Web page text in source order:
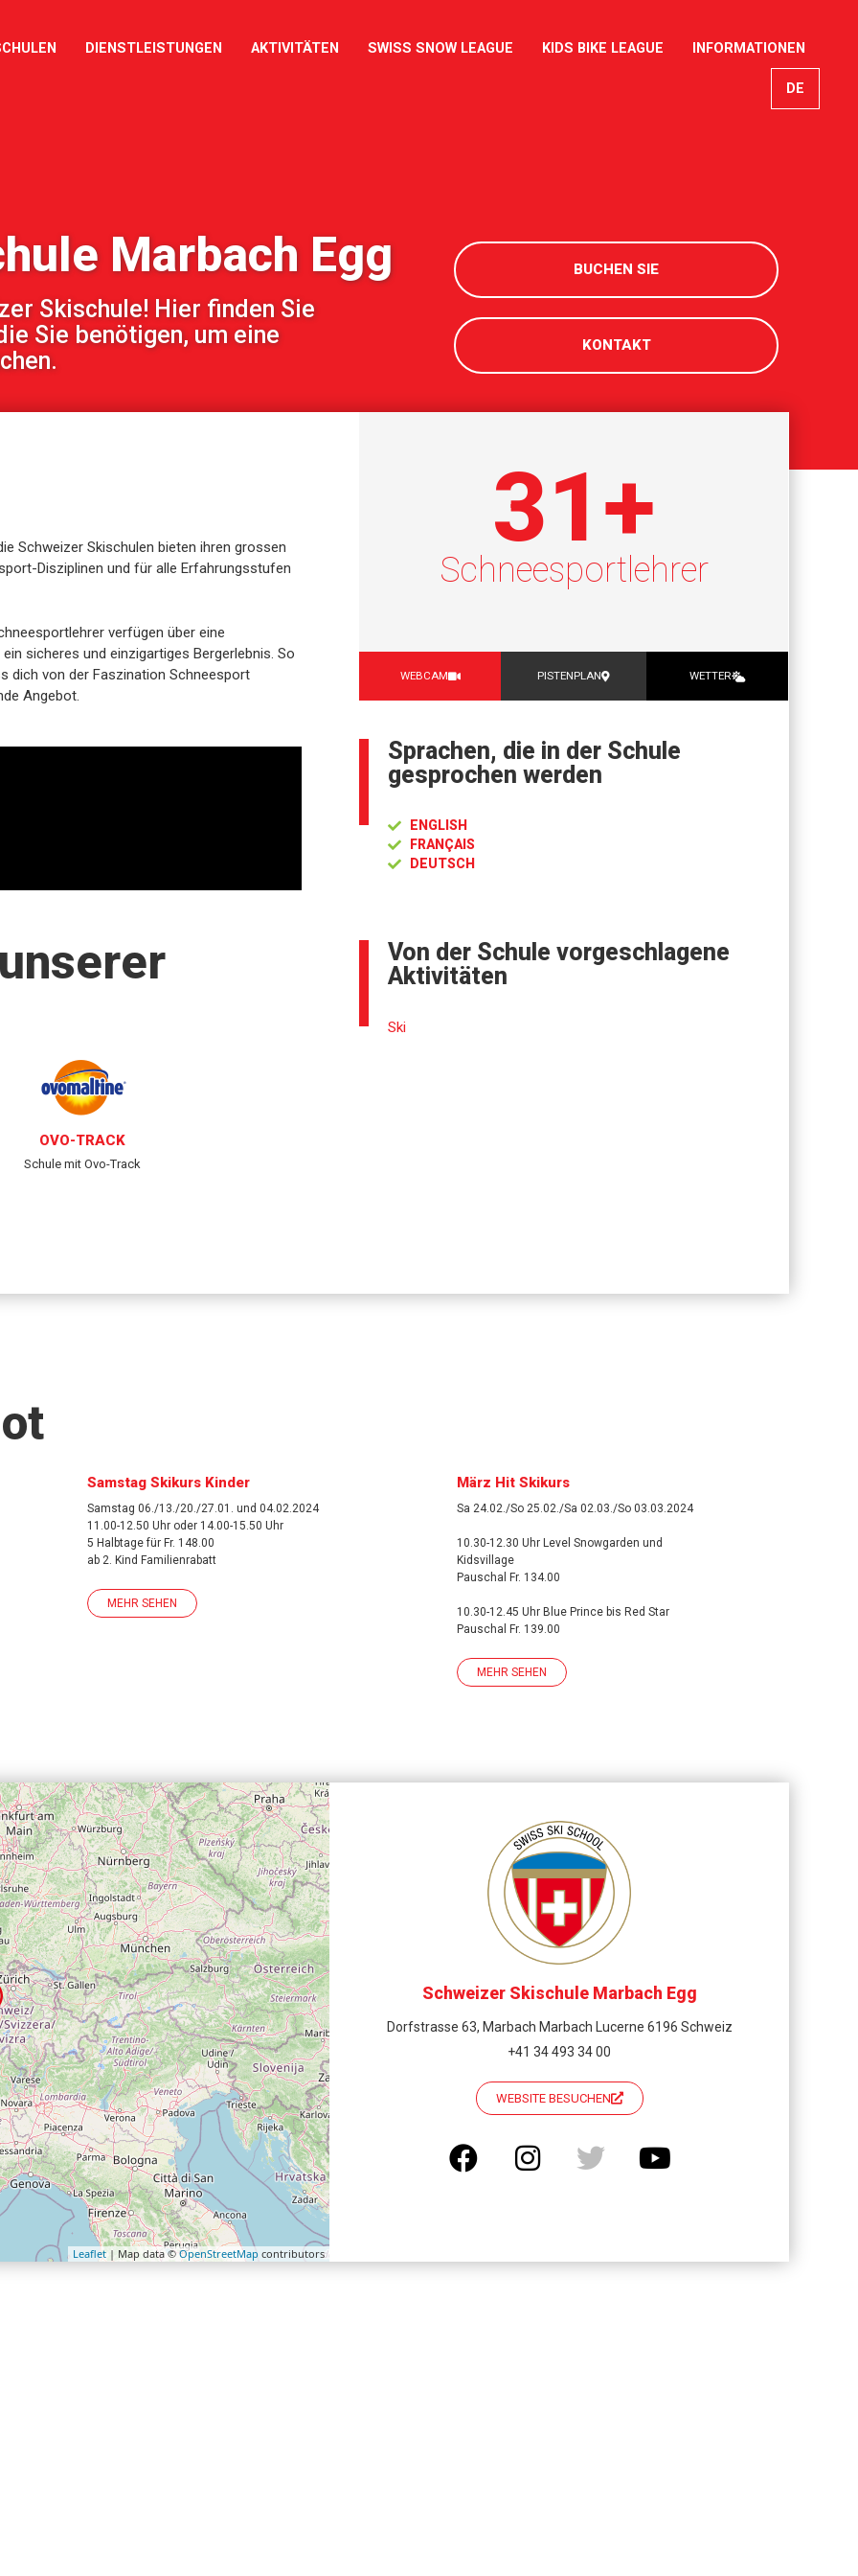
DIENSTLEISTUNGEN AKTIVITÄTEN SWISS SNOW LEAGUE KIDS BIKE LEAGUE INFORMATIONEN
DE
Marbach Egg
Skischule! Hier finden Sie
Sie benötigen, um eine
BUCHEN SIE
KONTAKT
Schweizer Skischulen bieten ihren grossen
Disziplinen und für alle Erfahrungsstufen
verfügen über eine
sicheres und einzigartiges Bergerlebnis. So
dich von der Faszination Schneesport
Angebot.
OVO-TRACK
Schule mit Ovo-Track
Schneesportlehrer
31+
WEBCAM PISTENPLAN WETTER
Sprachen, die in der Schule
gesprochen werden
ENGLISH
FRANÇAIS
DEUTSCH
Von der Schule vorgeschlagene
Aktivitäten
Ski
Samstag Skikurs Kinder
Samstag 06./13./20./27.01. und 04.02.2024
11.00-12.50 Uhr oder 14.00-15.50 Uhr
5 Halbtage für Fr. 148.00
ab 2. Kind Familienrabatt
MEHR SEHEN
März Hit Skikurs
Sa 24.02./So 25.02./Sa 02.03./So 03.03.2024
10.30-12.30 Uhr Level Snowgarden und
Kidsvillage
Pauschal Fr. 134.00
10.30-12.45 Uhr Blue Prince bis Red Star
Pauschal Fr. 139.00
MEHR SEHEN
Leaflet | Map data ©OpenStreetMap contributors
Schweizer Skischule Marbach Egg
Dorfstrasse 63, Marbach Marbach Lucerne 6196 Schweiz
+41 34 493 34 00
WEBSITE BESUCHEN